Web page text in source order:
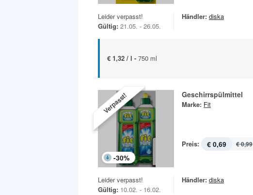
Leider verpasst!
Gültig: 21.05. - 26.05.
Händler: diska
€ 1,32 / l - 750 ml
Verpasst!
-30%
Geschirrspülmittel
Marke: Fit
Preis: € 0,69 € 0,99
Leider verpasst!
Gültig: 10.02. - 16.02.
Händler: diska